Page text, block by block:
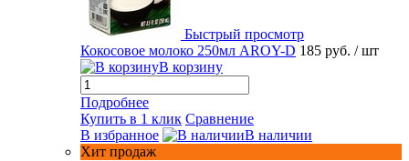
Быстрый просмотр
Кокосовое молоко 250мл AROY-D 185 руб. / шт
В корзину
Подробнее
Купить в 1 клик Сравнение
В избранное
В наличии
Хит продаж